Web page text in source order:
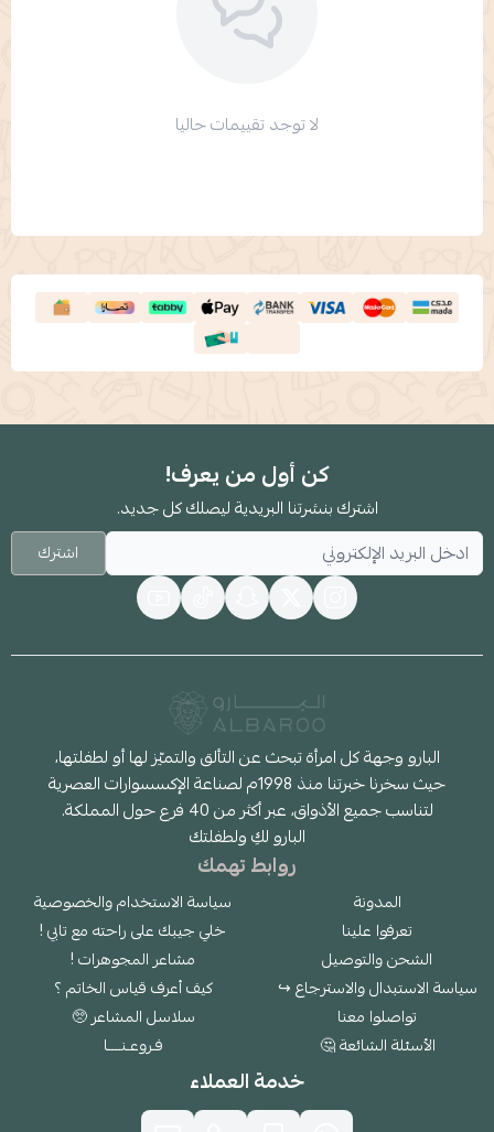
لا توجد تقييمات حاليا
كن أول من يعرف!
اشترك بنشرتنا البريدية ليصلك كل جديد.
اشترك
البارو وجهة كل امرأة تبحث عن التألق والتميّز لها أو لطفلتها،
حيث سخرنا خبرتنا منذ 1998م لصناعة الإكسسوارات العصرية
لتناسب جميع الأذواق، عبر أكثر من 40 فرع حول المملكة.
البارو لكِ ولطفلتك
روابط تهمك
المدونة
تعرفوا علينا
الشحن والتوصيل
سياسة الاستبدال والاسترجاع ↪
تواصلوا معنا
الأسئلة الشائعة 🤔
سياسة الاستخدام والخصوصية
خلي جيبك على راحته مع تابي !
مشاعر المجوهرات !
كيف أعرف قياس الخاتم ؟
سلاسل المشاعر 🥺
فـروعـنــــا
خدمة العملاء